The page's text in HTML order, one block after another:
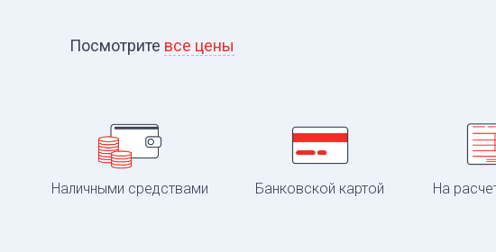
Посмотрите все цены
Наличными средствами Банковской картой На